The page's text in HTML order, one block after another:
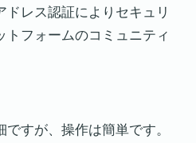
ドレス認証によりセキュリ
トフォームのコミュニティ
すが、操作は簡単です。